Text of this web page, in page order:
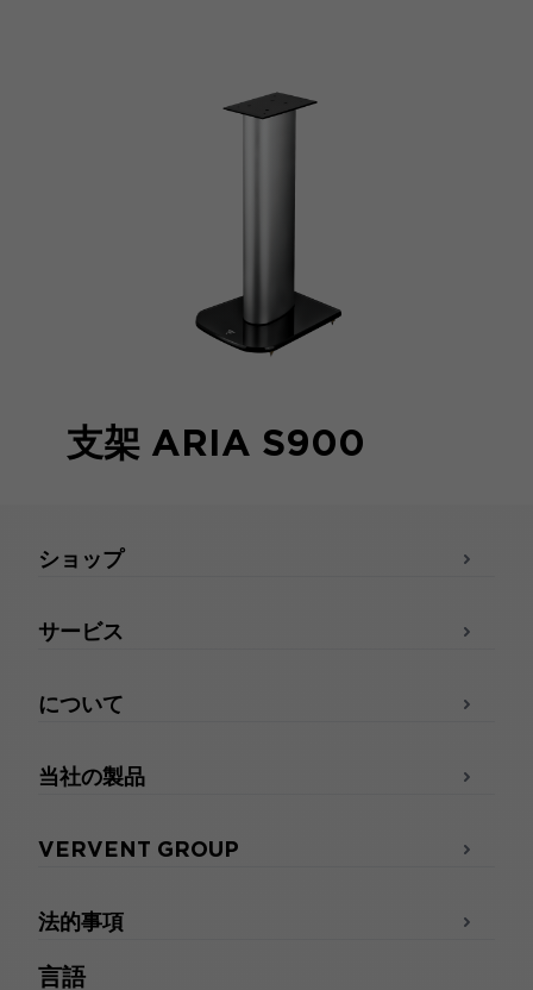
支架 ARIA S900
言語
ショップ
サービス
について
当社の製品
VERVENT GROUP
法的事項